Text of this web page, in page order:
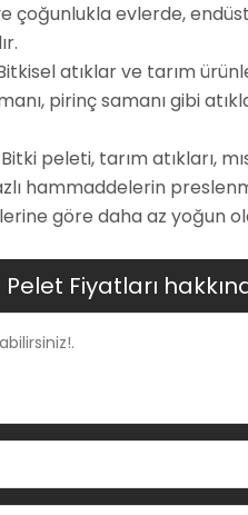
çoğunlukla evlerde,
atıklar ve tarım
pirinç samanı gibi
peleti, tarım atıkları,
hammaddelerin
göre daha az yoğun
Pelet Fiyatları